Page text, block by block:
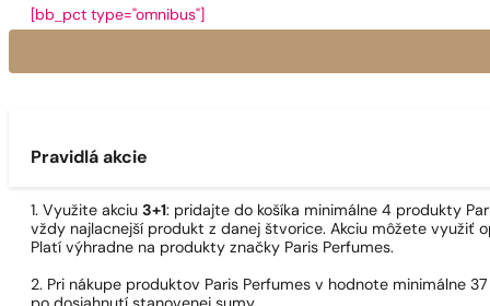
[bb_pct type="omnibus"]
Pravidlá akcie
1. Využite akciu 3+1: pridajte do košíka minimálne 4 produkty
vždy najlacnejší produkt z danej štvorice. Akciu môžete využiť
Platí výhradne na produkty značky Paris Perfumes.
2. Pri nákupe produktov Paris Perfumes v hodnote minimálne